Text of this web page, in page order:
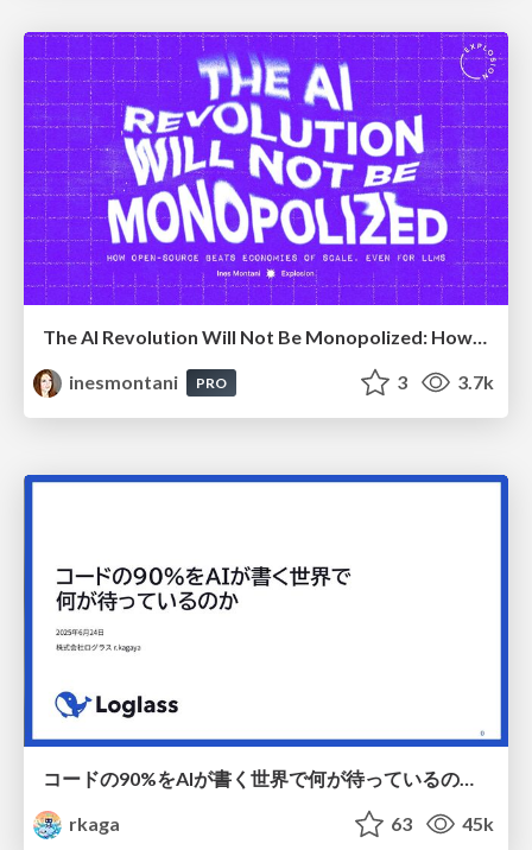
inesmontani
PRO 3 3.7k
コードの90%をAIが書く世界で何が待っているのか / What awaits us in a world where 90% of the code is written by AI
rkaga
63 45k